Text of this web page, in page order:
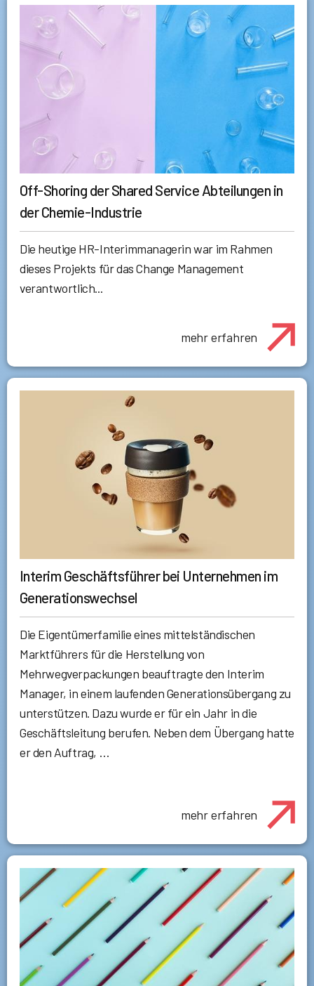
Off-Shoring der Shared Service Abteilungen in
der Chemie-Industrie
Die heutige HR-Interimmanagerin war im Rahmen
dieses Projekts für das Change Management
verantwortlich...
mehr erfahren
Interim Geschäftsführer bei Unternehmen im
Generationswechsel
Die Eigentümerfamilie eines mittelständischen
Marktführers für die Herstellung von
Mehrwegverpackungen beauftragte den Interim
Manager, in einem laufenden Generationsübergang zu
unterstützen. Dazu wurde er für ein Jahr in die
Geschäftsleitung berufen. Neben dem Übergang hatte
er den Auftrag, …
mehr erfahren